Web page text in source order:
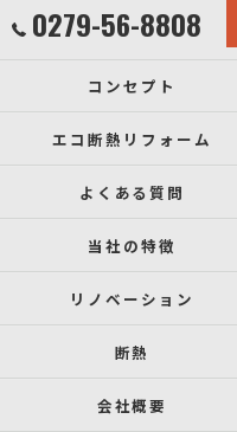
0279-56-8808
コンセプト
エコ断熱リフォーム
よくある質問
当社の特徴
リノベーション
断熱
会社概要